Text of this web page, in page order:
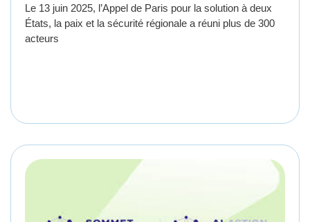
Le 13 juin 2025, l’Appel de Paris pour la solution à deux
États, la paix et la sécurité régionale a réuni plus de 300
acteurs